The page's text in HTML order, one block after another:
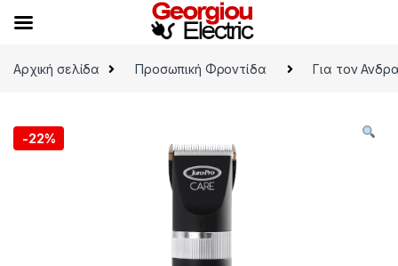
Αρχική σελίδα
Προσωπική Φροντίδα Για τον
-22%